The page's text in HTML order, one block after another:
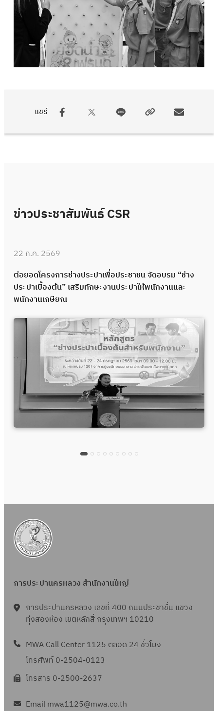
แชร์
ข่าวประชาสัมพันธ์ CSR
22 ก.ค. 2569
ต่อยอดโครงการช่างประปาเพื่อประชาชน จัดอบรม “ช่าง
ประปาเบื้องต้น” เสริมทักษะงานประปาให้พนักงานและ
พนักงานเกษียณ
การประปานครหลวง สำนักงานใหญ่
การประปานครหลวง เลขที่ 400 ถนนประชาชื่น แขวง
ทุ่งสองห้อง เขตหลักสี่ กรุงเทพฯ 10210
MWA Call Center 1125 ตลอด 24 ชั่วโมง
โทรศัพท์ 0-2504-0123
โทรสาร 0-2500-2637
Email mwa1125@mwa.co.th